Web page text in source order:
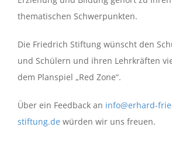
thematischen Schwerpunkten.
Die Friedrich Stiftung wünscht den
und Schülern und ihren Lehrkräften
dem Planspiel „Red Zone“.
Über ein Feedback an info@erhard-
stiftung.de würden wir uns freuen.